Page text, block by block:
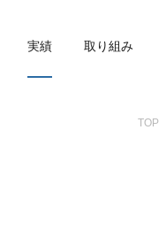
実績 取り組み
TOP